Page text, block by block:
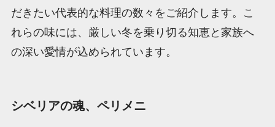
だきたい代表的な料理の数々をご紹介します。こ
れらの味には、厳しい冬を乗り切る知恵と家族へ
の深い愛情が込められています。
シベリアの魂、ペリメニ